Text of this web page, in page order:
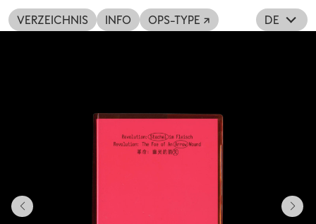
VERZEICHNIS INFO OPS-TYPE ↗ DE